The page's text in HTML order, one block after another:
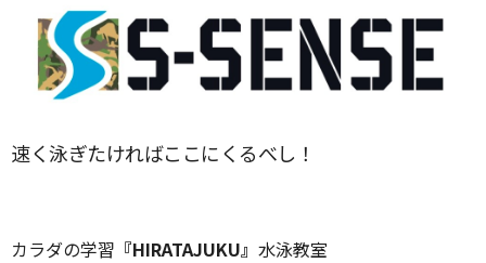
速く泳ぎたければここにくるべし！
カラダの学習 『HIRATAJUKU』 水泳教室